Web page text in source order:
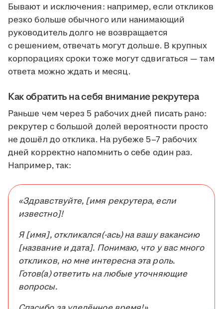
Бывают и исключения: например, если откликов
резко больше обычного или нанимающий
руководитель долго не возвращается
с решением, отвечать могут дольше. В крупных
корпорациях сроки тоже могут сдвигаться — там
ответа можно ждать и месяц.
Как обратить на себя внимание рекрутера
Раньше чем через 5 рабочих дней писать рано:
рекрутер с большой долей вероятности просто
не дошёл до отклика. На рубеже 5–7 рабочих
дней корректно напомнить о себе один раз.
Например, так:
«Здравствуйте, [имя рекрутера, если
известно]!
Я [имя], откликался(-ась) на вашу вакансию
[название и дата]. Понимаю, что у вас много
откликов, но мне интересна эта роль.
Готов(а) ответить на любые уточняющие
вопросы.